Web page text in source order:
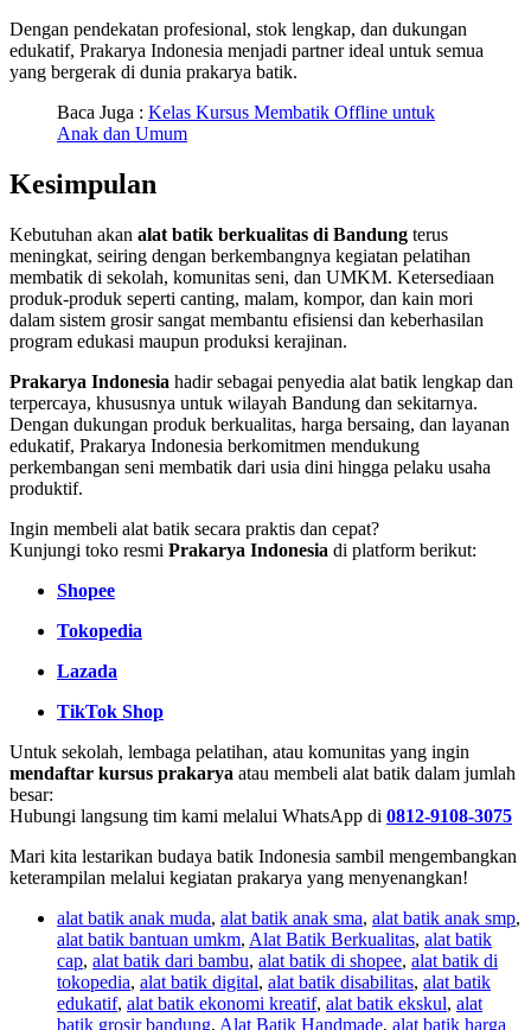
Dengan pendekatan profesional, stok lengkap, dan dukungan
edukatif, Prakarya Indonesia menjadi partner ideal untuk semua
yang bergerak di dunia prakarya batik.
Baca Juga : Kelas Kursus Membatik Offline untuk
Anak dan Umum
Kesimpulan
Kebutuhan akan alat batik berkualitas di Bandung terus
meningkat, seiring dengan berkembangnya kegiatan pelatihan
membatik di sekolah, komunitas seni, dan UMKM. Ketersediaan
produk-produk seperti canting, malam, kompor, dan kain mori
dalam sistem grosir sangat membantu efisiensi dan keberhasilan
program edukasi maupun produksi kerajinan.
Prakarya Indonesia hadir sebagai penyedia alat batik lengkap dan
terpercaya, khususnya untuk wilayah Bandung dan sekitarnya.
Dengan dukungan produk berkualitas, harga bersaing, dan layanan
edukatif, Prakarya Indonesia berkomitmen mendukung
perkembangan seni membatik dari usia dini hingga pelaku usaha
produktif.
Ingin membeli alat batik secara praktis dan cepat?
Kunjungi toko resmi Prakarya Indonesia di platform berikut:
Shopee
Tokopedia
Lazada
TikTok Shop
Untuk sekolah, lembaga pelatihan, atau komunitas yang ingin
mendaftar kursus prakarya atau membeli alat batik dalam jumlah
besar:
Hubungi langsung tim kami melalui WhatsApp di 0812-9108-3075
Mari kita lestarikan budaya batik Indonesia sambil mengembangkan
keterampilan melalui kegiatan prakarya yang menyenangkan!
alat batik anak muda, alat batik anak sma, alat batik anak smp,
alat batik bantuan umkm, Alat Batik Berkualitas, alat batik
cap, alat batik dari bambu, alat batik di shopee, alat batik di
tokopedia, alat batik digital, alat batik disabilitas, alat batik
edukatif, alat batik ekonomi kreatif, alat batik ekskul, alat
batik grosir bandung, Alat Batik Handmade, alat batik harga